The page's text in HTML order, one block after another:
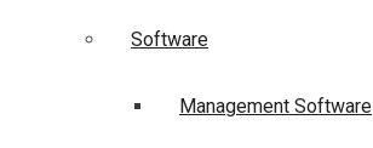
Software
Management Software